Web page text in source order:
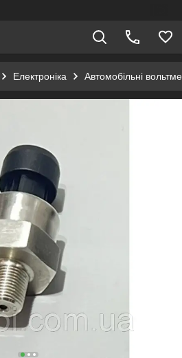
Електроніка Автомобільні